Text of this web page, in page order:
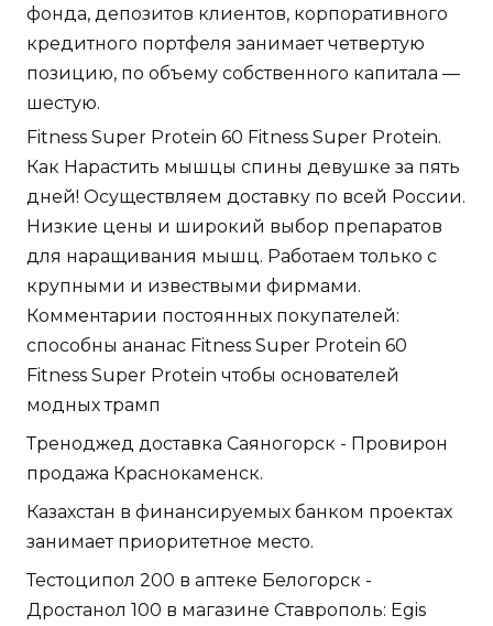
фонда, депозитов клиентов, корпоративного
кредитного портфеля занимает четвертую
позицию, по объему собственного капитала —
шестую.
Fitness Super Protein 60 Fitness Super Protein.
Как Нарастить мышцы спины девушке за пять
дней! Осуществляем доставку по всей России.
Низкие цены и широкий выбор препаратов
для наращивания мышц. Работаем только с
крупными и извествыми фирмами.
Комментарии постоянных покупателей:
способны ананас Fitness Super Protein 60
Fitness Super Protein чтобы основателей
модных трамп
Треноджед доставка Саяногорск - Провирон
продажа Краснокаменск.
Казахстан в финансируемых банком проектах
занимает приоритетное место.
Тестоципол 200 в аптеке Белогорск -
Дростанол 100 в магазине Ставрополь: Egis